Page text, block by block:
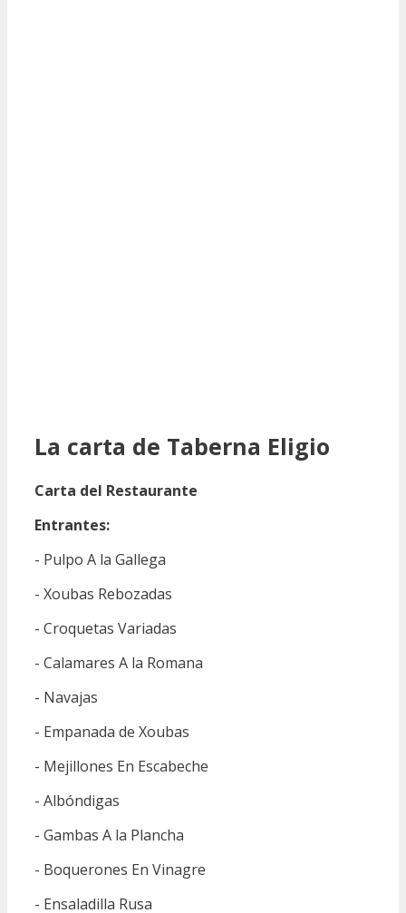
La carta de Taberna Eligio
Carta del Restaurante
Entrantes:
- Pulpo A la Gallega
- Xoubas Rebozadas
- Croquetas Variadas
- Calamares A la Romana
- Navajas
- Empanada de Xoubas
- Mejillones En Escabeche
- Albóndigas
- Gambas A la Plancha
- Boquerones En Vinagre
- Ensaladilla Rusa